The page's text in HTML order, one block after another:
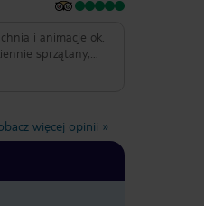
i animacje ok.
sprzątany,
Woda w basenie
więcej opinii »